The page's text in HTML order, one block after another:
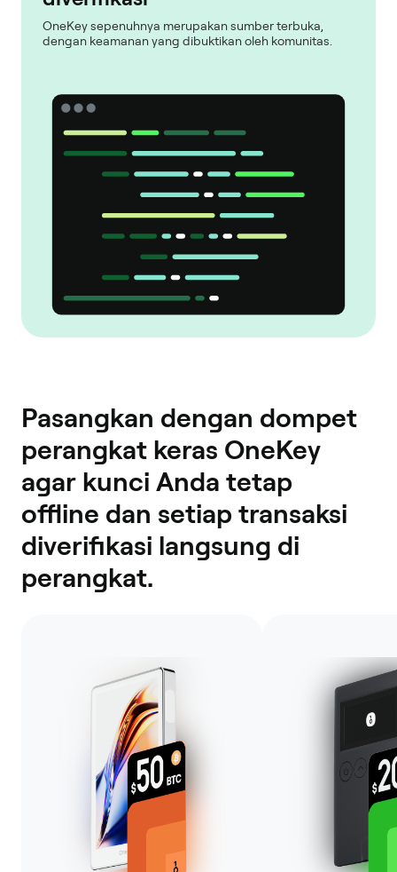
OneKey sepenuhnya merupakan sumber terbuka,
dengan keamanan yang dibuktikan oleh komunitas.
Pasangkan dengan dompet
perangkat keras OneKey
agar kunci Anda tetap
offline dan setiap transaksi
diverifikasi langsung di
perangkat.